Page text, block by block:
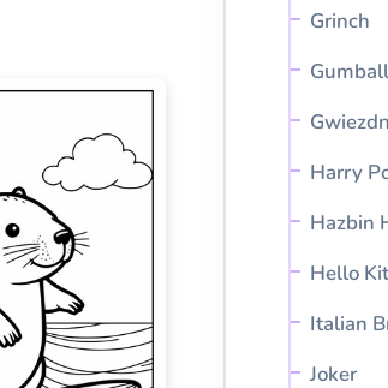
Grinch
Gumball
Harry
Hazbin
Hello
Italian
Joker